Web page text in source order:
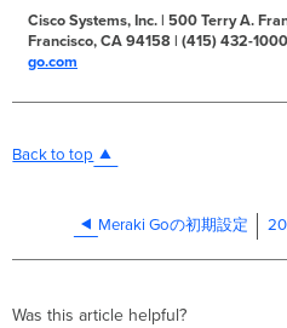
Cisco Systems, Inc. | 500 Terry A.
Francisco, CA 94158 | (415) 432-
go.com
Back to top
Meraki Goの初期設定
Was this article helpful?